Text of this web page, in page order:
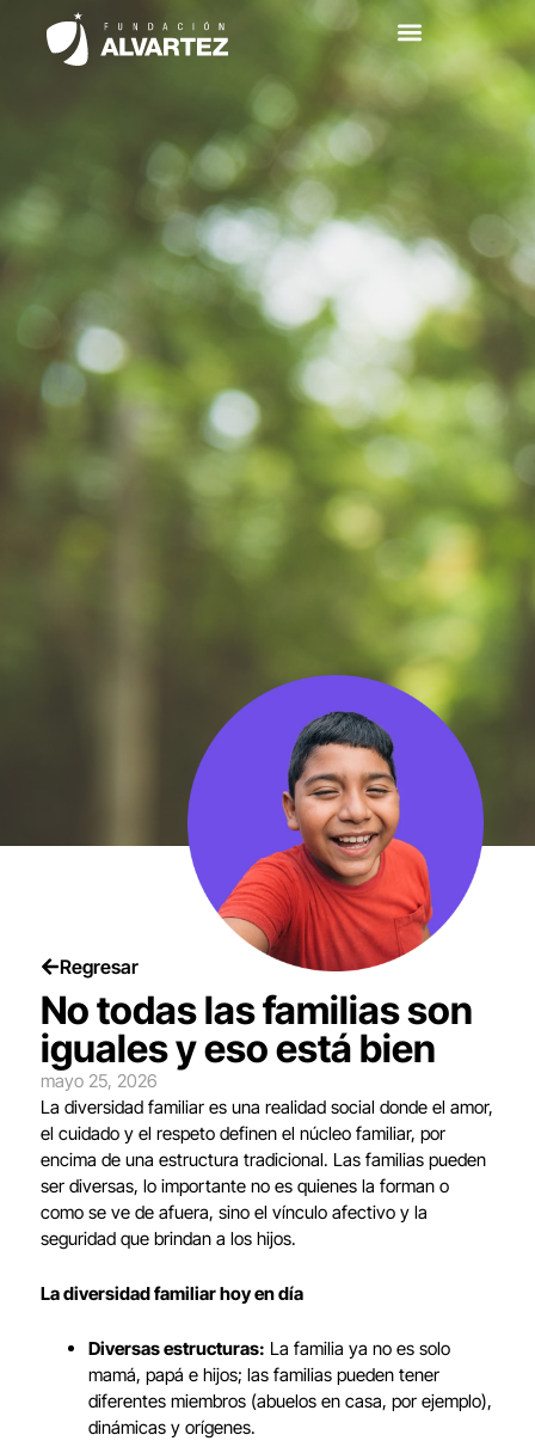
Regresar
No todas las familias son
iguales y eso está bien
mayo 25, 2026
La diversidad familiar es una realidad social donde el amor,
el cuidado y el respeto definen el núcleo familiar, por
encima de una estructura tradicional. Las familias pueden
ser diversas, lo importante no es quienes la forman o
como se ve de afuera, sino el vínculo afectivo y la
seguridad que brindan a los hijos.
La diversidad familiar hoy en día
Diversas estructuras: La familia ya no es solo
mamá, papá e hijos; las familias pueden tener
diferentes miembros (abuelos en casa, por ejemplo),
dinámicas y orígenes.